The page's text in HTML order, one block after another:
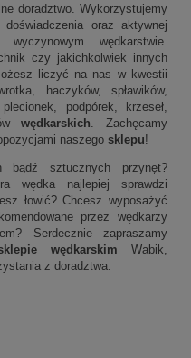
doradztwo. Wykorzystujemy
oraz aktywnej
wędkarstwie.
czy jakichkolwiek innych
liczyć na nas w kwestii
haczyków, spławików,
podpórek, krzeseł,
wędkarskich . Zachęcamy
naszego sklepu!
bądź sztucznych przynęt?
wędka najlepiej sprawdzi
łowić? Chcesz wyposażyć
przez wędkarzy
Serdecznie zapraszamy
wędkarskim Wabik,
z doradztwa.